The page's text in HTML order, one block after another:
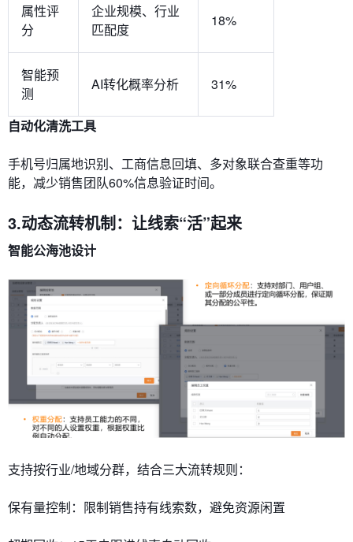
属性评
分
企业规模、行业
匹配度
18%
智能预
测
AI转化概率分析 31%
自动化清洗工具​​
手机号归属地识别、工商信息回填、多对象联合查重等功
能，减少销售团队60%信息验证时间。
3.动态流转机制：让线索“活”起来
​​智能公海池设计​​
支持按行业/地域分群，结合三大流转规则：
​​保有量控制​​：限制销售持有线索数，避免资源闲置